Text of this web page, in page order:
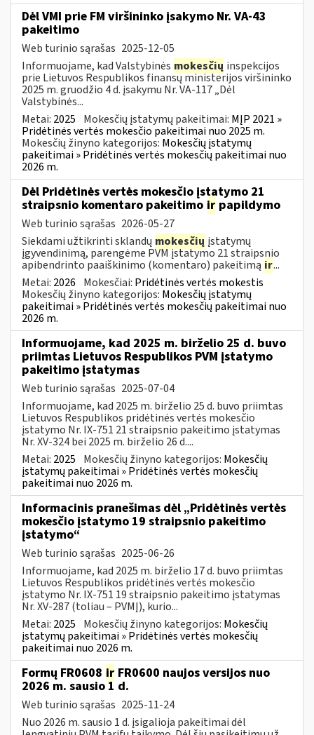
Dėl VMI prie FM viršininko įsakymo Nr. VA-43
pakeitimo
Web turinio sąrašas 2025-12-05
Informuojame, kad Valstybinės mokesčių inspekcijos
prie Lietuvos Respublikos finansų ministerijos viršininko
2025 m. gruodžio 4 d. įsakymu Nr. VA-117 „Dėl
Valstybinės...
Metai: 2025 Mokesčių įstatymų pakeitimai: MĮP 2021 »
Pridėtinės vertės mokesčio pakeitimai nuo 2025 m.
Mokesčių žinyno kategorijos: Mokesčių įstatymų
pakeitimai » Pridėtinės vertės mokesčių pakeitimai nuo
2026 m.
Dėl Pridėtinės vertės mokesčio įstatymo 21
straipsnio komentaro pakeitimo ir papildymo
Web turinio sąrašas 2026-05-27
Siekdami užtikrinti sklandų mokesčių įstatymų
įgyvendinimą, parengėme PVM įstatymo 21 straipsnio
apibendrinto paaiškinimo (komentaro) pakeitimą ir...
Metai: 2026 Mokesčiai: Pridėtinės vertės mokestis
Mokesčių žinyno kategorijos: Mokesčių įstatymų
pakeitimai » Pridėtinės vertės mokesčių pakeitimai nuo
2026 m.
Informuojame, kad 2025 m. birželio 25 d. buvo
priimtas Lietuvos Respublikos PVM įstatymo
pakeitimo įstatymas
Web turinio sąrašas 2025-07-04
Informuojame, kad 2025 m. birželio 25 d. buvo priimtas
Lietuvos Respublikos pridėtinės vertės mokesčio
įstatymo Nr. IX-751 21 straipsnio pakeitimo įstatymas
Nr. XV-324 bei 2025 m. birželio 26 d....
Metai: 2025 Mokesčių žinyno kategorijos: Mokesčių
įstatymų pakeitimai » Pridėtinės vertės mokesčių
pakeitimai nuo 2026 m.
Informacinis pranešimas dėl „Pridėtinės vertės
mokesčio įstatymo 19 straipsnio pakeitimo
įstatymo“
Web turinio sąrašas 2025-06-26
Informuojame, kad 2025 m. birželio 17 d. buvo priimtas
Lietuvos Respublikos pridėtinės vertės mokesčio
įstatymo Nr. IX-751 19 straipsnio pakeitimo įstatymas
Nr. XV-287 (toliau – PVMĮ), kurio...
Metai: 2025 Mokesčių žinyno kategorijos: Mokesčių
įstatymų pakeitimai » Pridėtinės vertės mokesčių
pakeitimai nuo 2026 m.
Formų FR0608 ir FR0600 naujos versijos nuo
2026 m. sausio 1 d.
Web turinio sąrašas 2025-11-24
Nuo 2026 m. sausio 1 d. įsigalioja pakeitimai dėl